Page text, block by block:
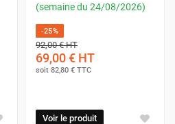
(semaine du 24/08/2026)
-25%
92,00 €HT
69,00 € HT
soit 82,80 € TTC
Voir le produit